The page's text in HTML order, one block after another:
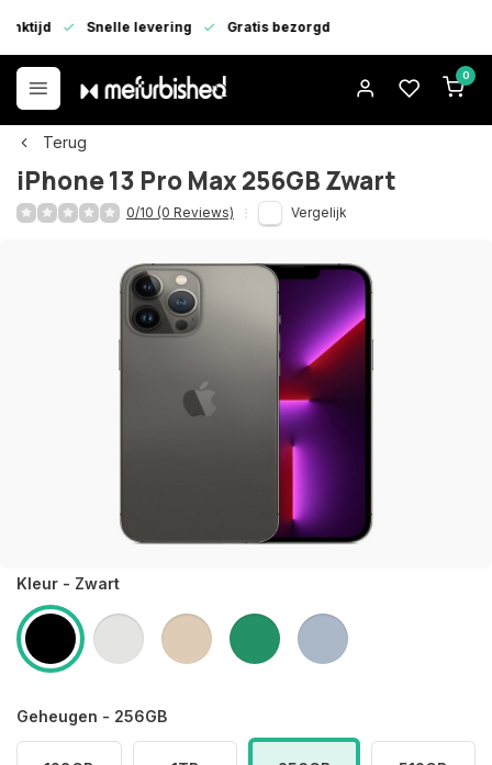
Snelle levering Gratis bezorgd
0
Terug
iPhone 13 Pro Max 256GB Zwart
0/10 (0 Reviews) Vergelijk
Kleur - Zwart
Geheugen - 256GB